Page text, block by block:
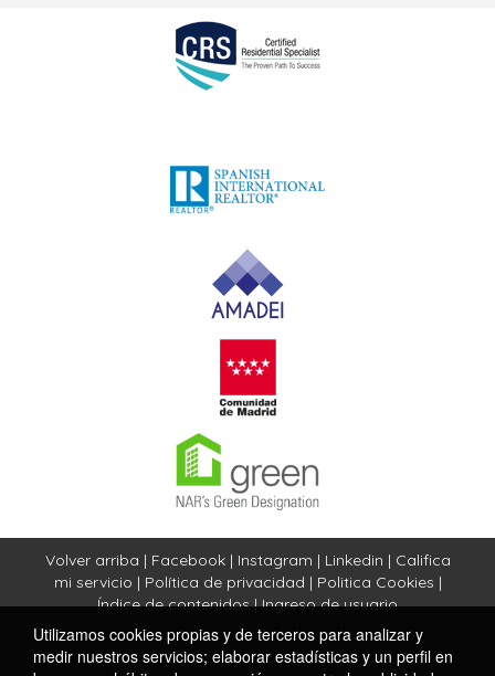
Utilizamos cookies propias y de terceros para analizar y
medir nuestros servicios; elaborar estadísticas y un perfil en
Volver arriba | Facebook| Instagram | Linkedin | Califica
mi servicio | Política de privacidad | Politica Cookies |
Índice de contenidos|Ingreso de usuario